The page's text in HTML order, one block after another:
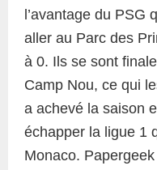
l’avantage du PSG
aller au Parc des
à 0. Ils se sont
Camp Nou, ce qui
a achevé la saison
échapper la ligue 1
Monaco.